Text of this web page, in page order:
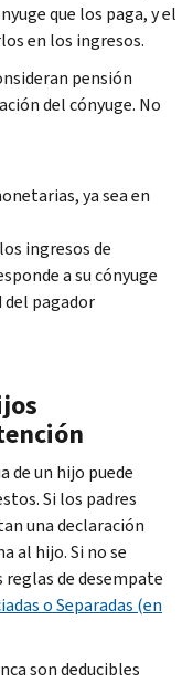
que los paga, y el
en los ingresos.
pensión
del cónyuge. No
ya sea en
ingresos de
a su cónyuge
del pagador
de un hijo puede
Si los padres
una declaración
al hijo. Si no se
reglas de desempate
o Separadas (en
son deducibles